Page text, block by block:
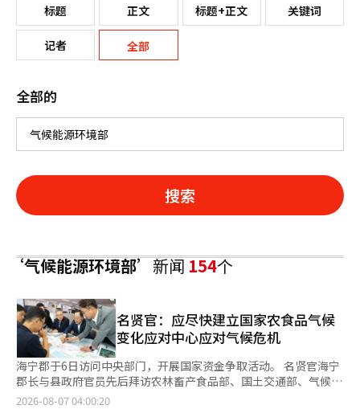
标题 正文 标题+正文 关键词
记者 全部
全部的
搜索
‘气候能源环境部’新闻154个
名贤官：应尽快建立国家农食品气候
变化应对中心应对气候危机
海宁郡于6日访问中央部门，开展国家资金争取活动。 名贤官海宁
郡长与县政府官员先后拜访农林畜产食品部、国土交通部、气候能
源环境部，请求政府关注和支持国家农食品气候变化应对中心的建
2026-08-07 04:00:20